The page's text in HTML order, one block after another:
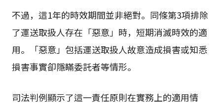
不過，這1年的時效期間並非絕對。同條第3項排除
了運送取扱人存在「惡意」時，短期消滅時效的適
用。「惡意」包括運送取扱人故意造成損害或知悉
損害事實卻隱瞞委託者等情形。
司法判例顯示了這一責任原則在實務上的適用情